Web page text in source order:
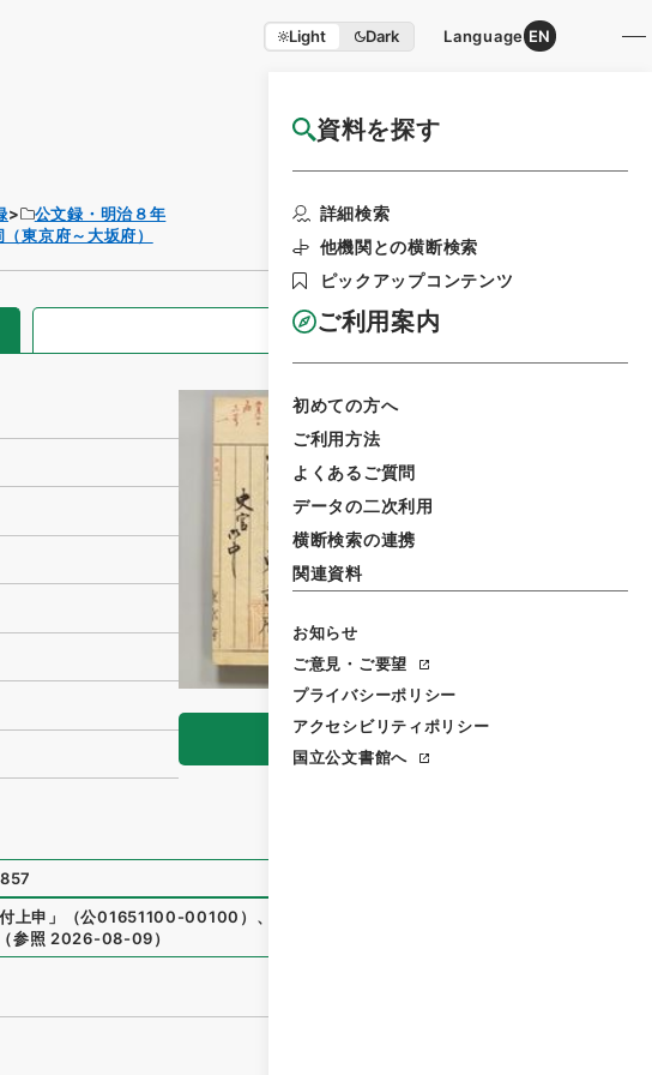
Light Dark Language EN
資料を探す
詳細検索
他機関との横断検索
ピックアップコンテンツ
ご利用案内
初めての方へ
ご利用方法
よくあるご質問
データの二次利用
横断検索の連携
関連資料
お知らせ
ご意見・ご要望
プライバシーポリシー
アクセシビリティポリシー
国立公文書館へ
国立公文書館HP利用案内
公文録・明治８年
東京府～大坂府）
全ての情報
閲覧
上申 」 （公01651100-00100 ） 、
（参照 2026-08-09）